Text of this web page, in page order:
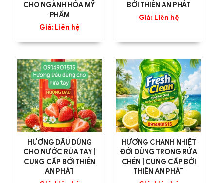
CHO NGÀNH HÓA MỸ
PHẨM
Giá: Liên hệ
BỞI THIÊN AN PHÁT
Giá: Liên hệ
HƯƠNG DÂU DÙNG
CHO NƯỚC RỬA TAY |
CUNG CẤP BỞI THIÊN
AN PHÁT
HƯƠNG CHANH NHIỆT
ĐỚI DÙNG TRONG RỬA
CHÉN | CUNG CẤP BỞI
THIÊN AN PHÁT